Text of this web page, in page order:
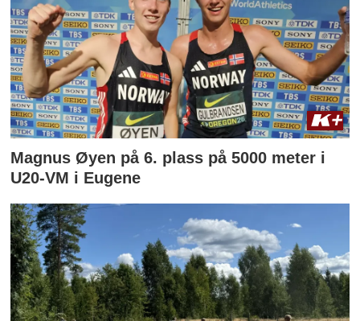
Magnus Øyen på 6. plass på 5000 meter i
U20-VM i Eugene